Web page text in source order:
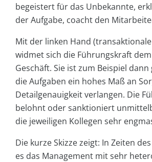
begeistert für das Unbekannte,
der Aufgabe, coacht den
Mit der linken Hand
widmet sich die Führungskraft
Geschäft. Sie ist zum Beispiel
die Aufgaben ein hohes Maß an
Detailgenauigkeit verlangen. Die
belohnt oder sanktioniert
die jeweiligen Kollegen sehr
Die kurze Skizze zeigt: In Zeiten
es das Management mit sehr